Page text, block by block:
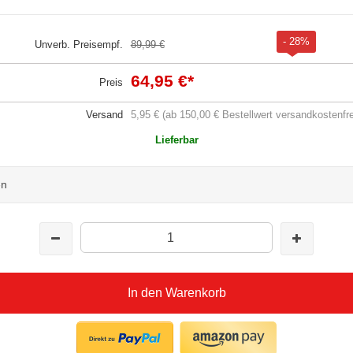
Unverb. Preisempf. 89,99 € - 28%
Preis 64,95 €*
Versand 5,95 € (ab 150,00 € Bestellwert
Lieferbar
In den Warenkorb